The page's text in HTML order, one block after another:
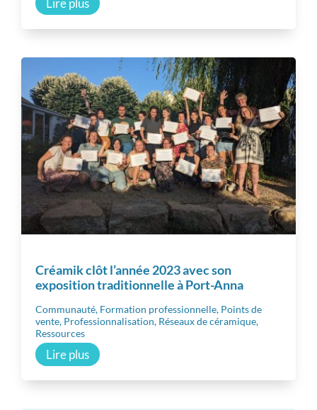
Autres ressources
Lire plus
Créamik clôt l’année 2023 avec son
exposition traditionnelle à Port-Anna
Communauté, Formation professionnelle, Points de
vente, Professionnalisation, Réseaux de céramique,
Ressources
Lire plus